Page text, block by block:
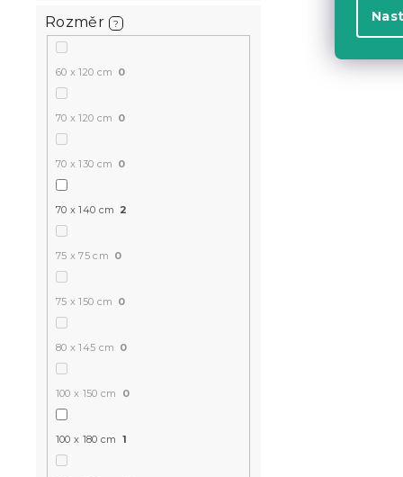
Rozměr ?
60 x 120 cm 0
70 x 120 cm 0
70 x 130 cm 0
70 x 140 cm 2
75 x 75 cm 0
75 x 150 cm 0
80 x 145 cm 0
100 x 150 cm 0
100 x 180 cm 1